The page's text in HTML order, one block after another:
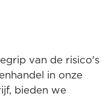
van de risico's
in onze
bieden we